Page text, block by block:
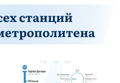
станций